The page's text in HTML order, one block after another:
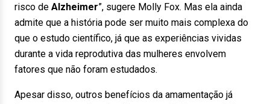
risco de Alzheimer”, sugere Molly Fox. Mas ela ainda
admite que a história pode ser muito mais complexa do
que o estudo científico, já que as experiências vividas
durante a vida reprodutiva das mulheres envolvem
fatores que não foram estudados.
Apesar disso, outros benefícios da amamentação já